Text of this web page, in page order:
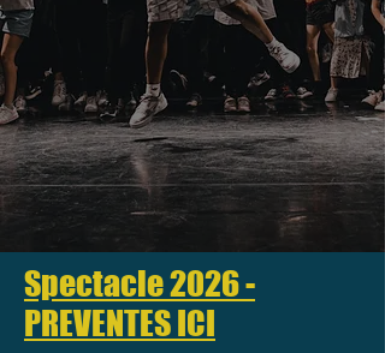
Spectacle 2026 -
PREVENTES ICI